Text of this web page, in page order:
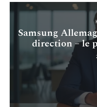
Samsung
direction – le